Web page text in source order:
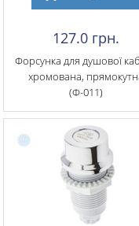
127.0 грн.
Форсунка для душової
хромована,
(Ф-011)